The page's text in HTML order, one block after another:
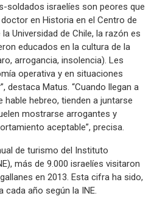
soldados israelíes son peores que
en Historia en el Centro de
Universidad de Chile, la razón es
educados en la cultura de la
arrogancia, insolencia). Les
operativa y en situaciones
destaca Matus. “Cuando llegan a
hable hebreo, tienden a juntarse
mostrarse arrogantes y
aceptable”, precisa.
de turismo del Instituto
más de 9.000 israelíes visitaron
en 2013. Esta cifra ha sido,
cada año según la INE.